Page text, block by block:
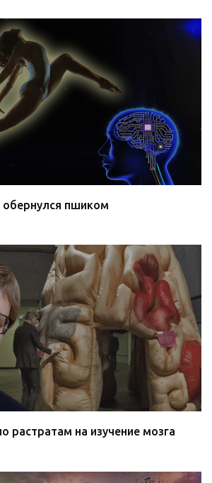
пшиком
растратам на изучение мозга